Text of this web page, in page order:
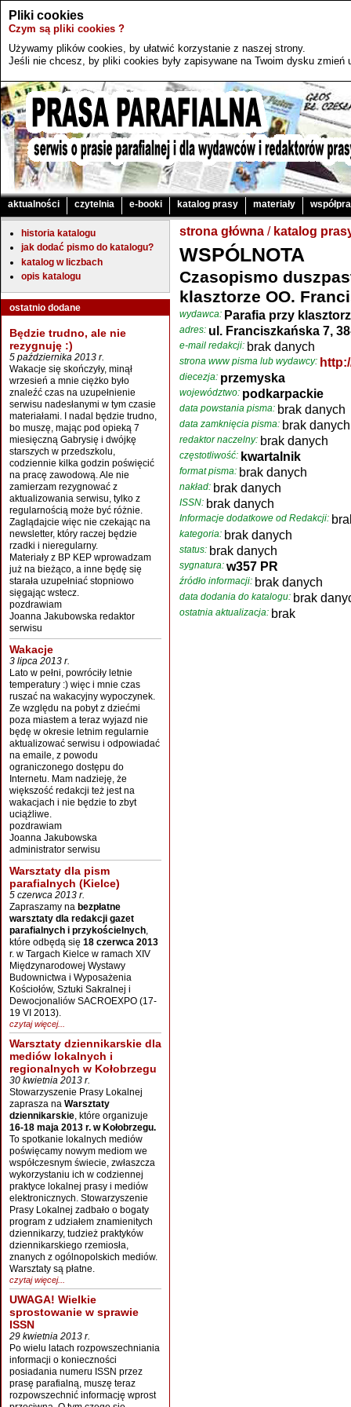
Pliki cookies
Czym są pliki cookies ?
Używamy plików cookies, by ułatwić korzystanie z naszej strony.
Jeśli nie chcesz, by pliki cookies były zapisywane na Twoim dysku zmień
aktualności czytelnia e-booki katalog prasy materiały
historia katalogu
jak dodać pismo do katalogu?
katalog w liczbach
opis katalogu
ostatnio dodane
Będzie trudno, ale nie
rezygnuję :)
5 października 2013 r.
Wakacje się skończyły, minął
wrzesień a mnie ciężko było
znaleźć czas na uzupełnienie
serwisu nadesłanymi w tym czasie
materiałami. I nadal będzie trudno,
bo muszę, mając pod opieką 7
miesięczną Gabrysię i dwójkę
starszych w przedszkolu,
codziennie kilka godzin poświęcić
na pracę zawodową. Ale nie
zamierzam rezygnować z
aktualizowania serwisu, tylko z
regularnością może być różnie.
Zaglądajcie więc nie czekając na
newsletter, który raczej będzie
rzadki i nieregularny.
Materiały z BP KEP wprowadzam
już na bieżąco, a inne będę się
starała uzupełniać stopniowo
sięgając wstecz.
pozdrawiam
Joanna Jakubowska redaktor
serwisu
Wakacje
3 lipca 2013 r.
Lato w pełni, powróciły letnie
temperatury :) więc i mnie czas
ruszać na wakacyjny wypoczynek.
Ze względu na pobyt z dziećmi
poza miastem a teraz wyjazd nie
będę w okresie letnim regularnie
aktualizować serwisu i odpowiadać
na emaile, z powodu
ograniczonego dostępu do
Internetu. Mam nadzieję, że
większość redakcji też jest na
wakacjach i nie będzie to zbyt
uciążliwe.
pozdrawiam
Joanna Jakubowska
administrator serwisu
Warsztaty dla pism
parafialnych (Kielce)
5 czerwca 2013 r.
Zapraszamy na bezpłatne
warsztaty dla redakcji gazet
parafialnych i przykościelnych,
które odbędą się 18 czerwca 2013
r. w Targach Kielce w ramach XIV
Międzynarodowej Wystawy
Budownictwa i Wyposażenia
Kościołów, Sztuki Sakralnej i
Dewocjonaliów SACROEXPO (17-
19 VI 2013).
czytaj więcej...
Warsztaty dziennikarskie dla
mediów lokalnych i
regionalnych w Kołobrzegu
30 kwietnia 2013 r.
Stowarzyszenie Prasy Lokalnej
zaprasza na Warsztaty
dziennikarskie, które organizuje
16-18 maja 2013 r. w Kołobrzegu.
To spotkanie lokalnych mediów
poświęcamy nowym mediom we
współczesnym świecie, zwłaszcza
wykorzystaniu ich w codziennej
praktyce lokalnej prasy i mediów
elektronicznych. Stowarzyszenie
Prasy Lokalnej zadbało o bogaty
program z udziałem znamienitych
dziennikarzy, tudzież praktyków
dziennikarskiego rzemiosła,
znanych z ogólnopolskich mediów.
Warsztaty są płatne.
czytaj więcej...
UWAGA! Wielkie
sprostowanie w sprawie
ISSN
29 kwietnia 2013 r.
Po wielu latach rozpowszechniania
informacji o konieczności
posiadania numeru ISSN przez
prasę parafialną, muszę teraz
rozpowszechnić informację wprost
strona główna / katalog
WSPÓLNOTA
Czasopismo
klasztorze OO.
wydawca: Parafia przy
adres: ul. Franciszkańska 7,
e-mail redakcji: brak danych
strona www pisma lub wydawcy:
diecezja: przemyska
województwo: podkarpackie
data powstania pisma: brak danych
data zamknięcia pisma: brak danych
redaktor naczelny: brak danych
częstotliwość: kwartalnik
format pisma: brak danych
nakład: brak danych
ISSN: brak danych
Informacje dodatkowe od Redakcji:
kategoria: brak danych
status: brak danych
sygnatura: w357 PR
źródło informacji: brak danych
data dodania do katalogu: brak
ostatnia aktualizacja: brak